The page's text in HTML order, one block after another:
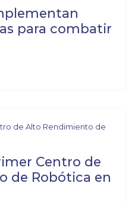
para combatir
Centro de
de Robótica en